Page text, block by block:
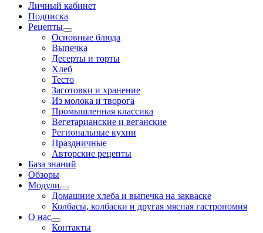
Личный кабинет
Подписка
Рецепты
Основные блюда
Выпечка
Десерты и торты
Хлеб
Тесто
Заготовки и хранение
Из молока и творога
Промышленная классика
Вегетарианские и веганские
Региональные кухни
Праздничные
Авторские рецепты
База знаний
Обзоры
Модули
Домашние хлеба и выпечка на закваске
Колбасы, колбаски и другая мясная гастрономия
О нас
Контакты